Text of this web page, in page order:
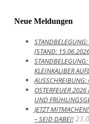
Neue Meldungen
[STAND:
KLEINKALIBER
AUSSCHREIBUNG:
OSTERFEUER
UND
JETZT
– SEID DABEI!